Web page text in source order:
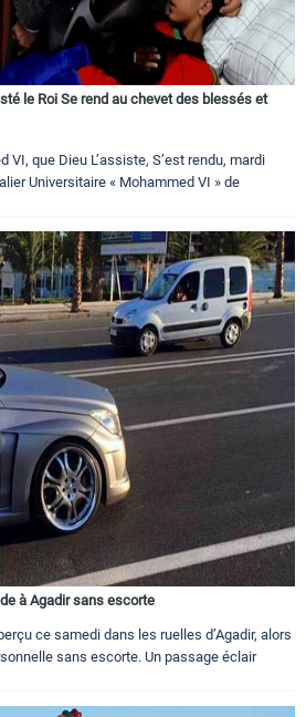
le Roi Se rend au chevet des blessés et
VI, que Dieu L’assiste, S’est rendu, mardi
Universitaire « Mohammed VI » de
à Agadir sans escorte
ce samedi dans les ruelles d’Agadir, alors
sans escorte. Un passage éclair